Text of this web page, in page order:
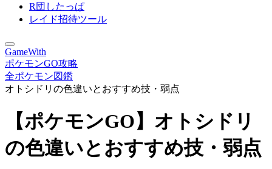
R団したっぱ
レイド招待ツール
GameWith
ポケモンGO攻略
全ポケモン図鑑
オトシドリの色違いとおすすめ技・弱点
【ポケモンGO】オトシドリ
の色違いとおすすめ技・弱点